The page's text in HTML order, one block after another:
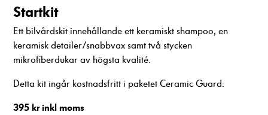
Startkit
Ett bilvårdskit innehållande ett keramiskt shampoo, en
keramisk detailer/snabbvax samt två stycken
mikrofiberdukar av högsta kvalité.
Detta kit ingår kostnadsfritt i paketet Ceramic Guard.
395 kr inkl moms